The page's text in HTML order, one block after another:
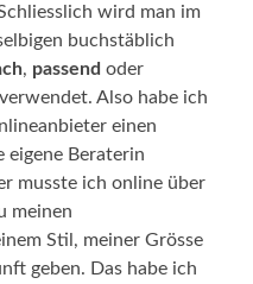
wird man im
buchstäblich
, passend oder
Also habe ich
einen
eigene Beraterin
musste ich online über
meinen
Stil, meiner Grösse
geben. Das habe ich